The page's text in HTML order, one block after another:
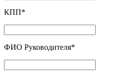
КПП*
ФИО Руководителя*